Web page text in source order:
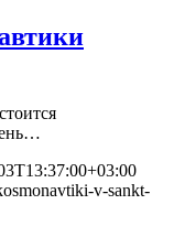
v-sankt-